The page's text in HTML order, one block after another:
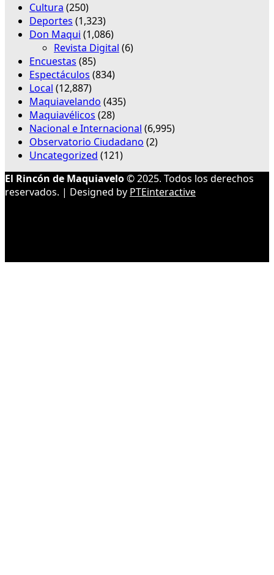
Cultura (250)
Deportes (1,323)
Don Maqui (1,086)
Revista Digital (6)
Encuestas (85)
Espectáculos (834)
Local (12,887)
Maquiavelando (435)
Maquiavélicos (28)
Nacional e Internacional (6,995)
Observatorio Ciudadano (2)
Uncategorized (121)
El Rincón de Maquiavelo© 2025. Todos los derechos
reservados. | Designed by PTEinteractive